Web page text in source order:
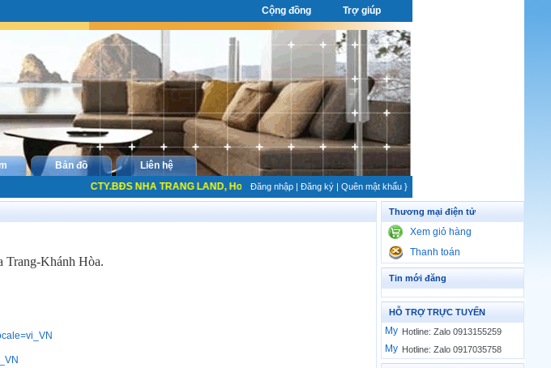
Cộng đồng Trợ giúp
Bản đồ Liên hệ
CTY.BĐS NHA TRANG LAND, Hotline: 0913155259 NHẬN KÝ GỦI NHÀ ĐẤT UY TÍN, CAM KẾT RA
Đăng nhập | Đăng ký | Quên mật khẩu }
Khánh Hòa.
Thương mại điện tử
Xem giỏ hàng
Thanh toán
Tin mới đăng
HỖ TRỢ TRỰC TUYẾN
Hotline: Zalo 0913155259
Hotline: Zalo 0917035758